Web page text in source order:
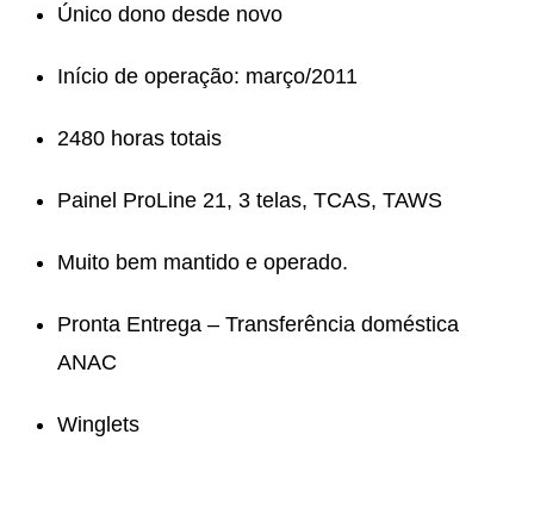
Único dono desde novo
Início de operação: março/2011
2480 horas totais
Painel ProLine 21, 3 telas, TCAS, TAWS
Muito bem mantido e operado.
Pronta Entrega – Transferência doméstica
ANAC
Winglets